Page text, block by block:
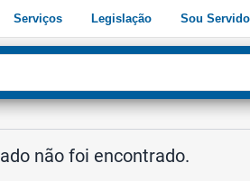
Serviços Legislação Sou
não foi encontrado.